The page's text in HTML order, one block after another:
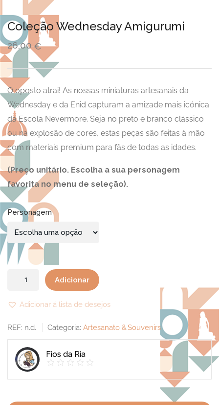
Coleção Wednesday Amigurumi
26,00 €
O oposto atrai! As nossas miniaturas artesanais da
Wednesday e da Enid capturam a amizade mais icónica
da Escola Nevermore. Seja no preto e branco clássico
ou na explosão de cores, estas peças são feitas à mão
com materiais premium para fãs de todas as idades.
(Preço unitário. Escolha a sua personagem
favorita no menu de seleção).
Personagem
Quantidade
Coleção
Amigurumi
Adicionar
Adicionar á lista de desejos
REF: n.d. Categoria: Artesanato & Souvenirs
Fios da Ria